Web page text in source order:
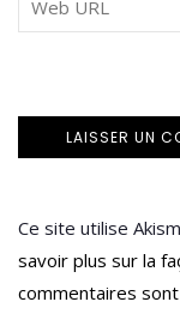
Ce site utilise
savoir plus sur la
commentaires